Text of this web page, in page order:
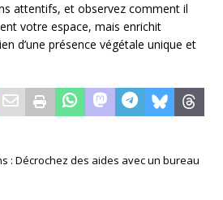
attentifs, et observez comment il
votre espace, mais enrichit
d’une présence végétale unique et
: Décrochez des aides avec un bureau